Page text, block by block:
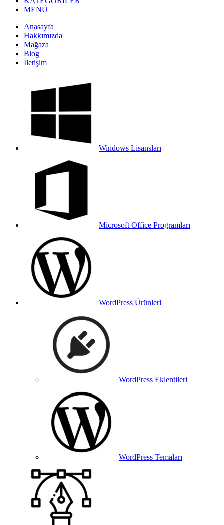
MENÜ
Anasayfa
Hakkımızda
Mağaza
Blog
İletişim
Windows Lisansları
Microsoft Office Programları
WordPress Ürünleri
WordPress Eklentileri
WordPress Temaları